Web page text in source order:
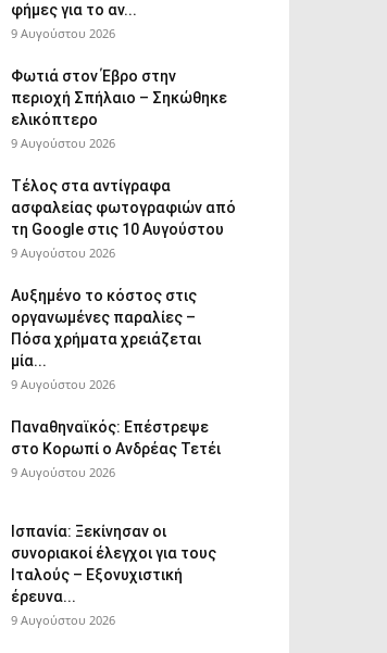
φήμες για το αν...
9 Αυγούστου 2026
Φωτιά στον Έβρο στην
περιοχή Σπήλαιο – Σηκώθηκε
ελικόπτερο
9 Αυγούστου 2026
Τέλος στα αντίγραφα
ασφαλείας φωτογραφιών από
τη Google στις 10 Αυγούστου
9 Αυγούστου 2026
Αυξημένο το κόστος στις
οργανωμένες παραλίες –
Πόσα χρήματα χρειάζεται
μία...
9 Αυγούστου 2026
Παναθηναϊκός: Επέστρεψε
στο Κορωπί ο Ανδρέας Τετέι
9 Αυγούστου 2026
Ισπανία: Ξεκίνησαν οι
συνοριακοί έλεγχοι για τους
Ιταλούς – Εξονυχιστική
έρευνα...
9 Αυγούστου 2026